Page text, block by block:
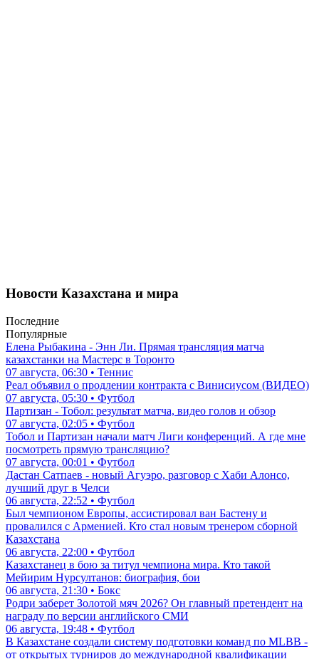
Новости Казахстана и мира
Последние
Популярные
Елена Рыбакина - Энн Ли. Прямая трансляция матча
казахстанки на Мастерс в Торонто
07 августа, 06:30 • Теннис
Реал объявил о продлении контракта с Винисиусом (ВИДЕО)
07 августа, 05:30 • Футбол
Партизан - Тобол: результат матча, видео голов и обзор
07 августа, 02:05 • Футбол
Тобол и Партизан начали матч Лиги конференций. А где мне
посмотреть прямую трансляцию?
07 августа, 00:01 • Футбол
Дастан Сатпаев - новый Агуэро, разговор с Хаби Алонсо,
лучший друг в Челси
06 августа, 22:52 • Футбол
Был чемпионом Европы, ассистировал ван Бастену и
провалился с Арменией. Кто стал новым тренером сборной
Казахстана
06 августа, 22:00 • Футбол
Казахстанец в бою за титул чемпиона мира. Кто такой
Мейирим Нурсултанов: биография, бои
06 августа, 21:30 • Бокс
Родри заберет Золотой мяч 2026? Он главный претендент на
награду по версии английского СМИ
06 августа, 19:48 • Футбол
В Казахстане создали систему подготовки команд по MLBB -
от открытых турниров до международной квалификации